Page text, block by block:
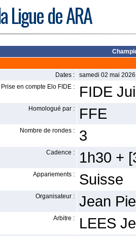
Ligue de ARA
Dates :
samedi 02 mai
Prise en compte Elo FIDE :
FIDE
Homologué par : FFE
Nombre de rondes : 3
Cadence : 1h30 +
Appariements : Suisse
Organisateur : Jean
Arbitre : LEES